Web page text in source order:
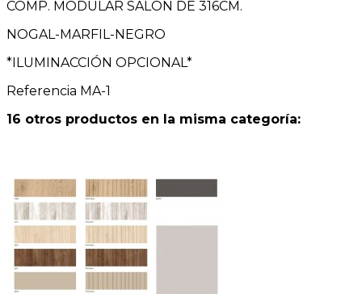
COMP. MODULAR SALON DE 316CM.
NOGAL-MARFIL-NEGRO
*ILUMINACCIÓN OPCIONAL*
Referencia MA-1
16 otros productos en la misma categoría: